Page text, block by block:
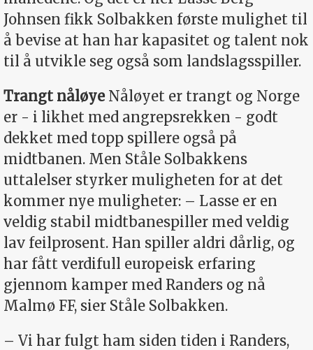
Johnsen fikk Solbakken første mulighet til
å bevise at han har kapasitet og talent nok
til å utvikle seg også som landslagsspiller.
Trangt nåløye Nåløyet er trangt og Norge
er - i likhet med angrepsrekken - godt
dekket med topp spillere også på
midtbanen. Men Ståle Solbakkens
uttalelser styrker muligheten for at det
kommer nye muligheter: – Lasse er en
veldig stabil midtbanespiller med veldig
lav feilprosent. Han spiller aldri dårlig, og
har fått verdifull europeisk erfaring
gjennom kamper med Randers og nå
Malmø FF, sier Ståle Solbakken.
– Vi har fulgt ham siden tiden i Randers,